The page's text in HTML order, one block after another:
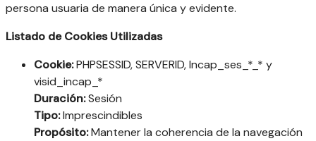
persona usuaria de manera única y evidente.
Listado de Cookies Utilizadas
Cookie:PHPSESSID, SERVERID, Incap_ses_*_* y
visid_incap_*
Duración:Sesión
Tipo:Imprescindibles
Propósito:Mantener la coherencia de la navegación